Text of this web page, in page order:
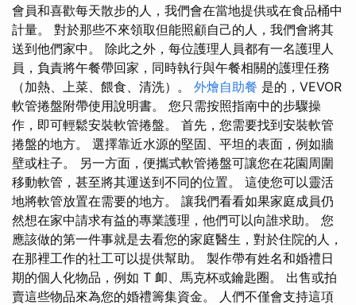
會員和喜歡每天散步的人，我們會在當地提供或在食品桶中
計量。 對於那些不來領取但能照顧自己的人，我們會將其
送到他們家中。 除此之外，每位護理人員都有一名護理人
員，負責將午餐帶回家，同時執行與午餐相關的護理任務
（加熱、上菜、餵食、清洗）。 外燴自助餐 是的，VEVOR
軟管捲盤附帶使用說明書。 您只需按照指南中的步驟操
作，即可輕鬆安裝軟管捲盤。 首先，您需要找到安裝軟管
捲盤的地方。 選擇靠近水源的堅固、平坦的表面，例如牆
壁或柱子。 另一方面，便攜式軟管捲盤可讓您在花園周圍
移動軟管，甚至將其運送到不同的位置。 這使您可以靈活
地將軟管放置在需要的地方。 讓我們看看如果家庭成員仍
然想在家中請求有益的專業護理，他們可以向誰求助。 您
應該做的第一件事就是去看您的家庭醫生，對於住院的人，
在那裡工作的社工可以提供幫助。 製作帶有姓名和婚禮日
期的個人化物品，例如 T 卹、馬克杯或鑰匙圈。 出售或拍
賣這些物品來為您的婚禮籌集資金。 人們不僅會支持這項